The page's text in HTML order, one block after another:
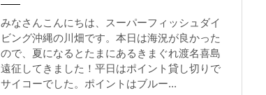
みなさんこんにちは、スーパーフィッシュダイ
ビング沖縄の川畑です。本日は海況が良かった
ので、夏になるとたまにあるきまぐれ渡名喜島
遠征してきました！平日はポイント貸し切りで
サイコーでした。ポイントはブルー...